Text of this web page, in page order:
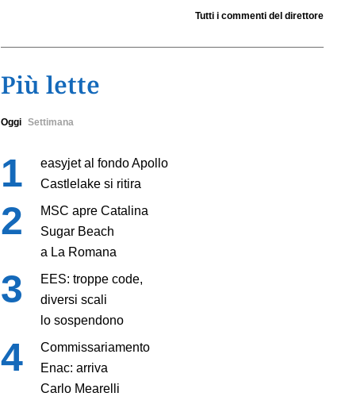
Tutti i commenti del direttore
Più lette
Oggi Settimana
easyjet al fondo Apollo
Castlelake si ritira
MSC apre Catalina
Sugar Beach
a La Romana
EES: troppe code,
diversi scali
lo sospendono
Commissariamento
Enac: arriva
Carlo Mearelli